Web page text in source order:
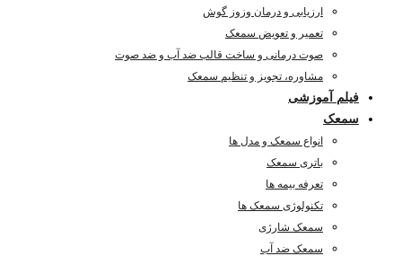
ارزیابی و درمان وزوز گوش
تعمیر و تعویض سمعک
صوت درمانی و ساخت قالب ضد آب و ضد صوت
مشاوره، تجویز و تنظیم سمعک
فیلم آموزشی
سمعک
انواع سمعک و مدل ها
باتری سمعک
تعرفه بیمه ها
تکنولوژی سمعک ها
سمعک شارژی
سمعک ضد آب